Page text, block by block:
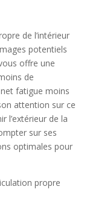
de l’intérieur
potentiels
offre une
de
fatigue moins
attention sur ce
l’extérieur de la
sur ses
optimales pour
propre